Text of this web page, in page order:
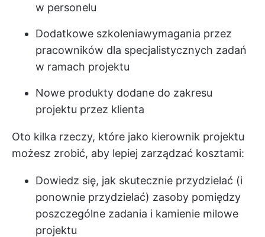
w personelu
Dodatkowe szkoleniawymagania przez
pracowników dla specjalistycznych zadań
w ramach projektu
Nowe produkty dodane do zakresu
projektu przez klienta
Oto kilka rzeczy, które jako kierownik projektu
możesz zrobić, aby lepiej zarządzać kosztami:
Dowiedz się, jak skutecznie przydzielać (i
ponownie przydzielać) zasoby pomiędzy
poszczególne zadania i kamienie milowe
projektu